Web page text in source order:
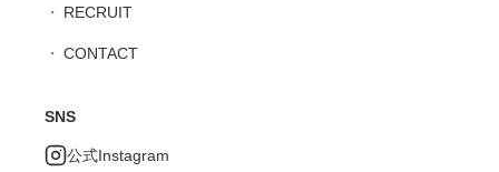
RECRUIT
CONTACT
SNS
公式Instagram